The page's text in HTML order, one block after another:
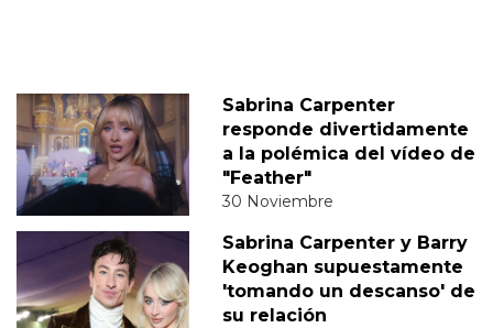
Sabrina Carpenter
responde divertidamente
a la polémica del vídeo de
"Feather"
30 Noviembre
Sabrina Carpenter y Barry
Keoghan supuestamente
'tomando un descanso' de
su relación